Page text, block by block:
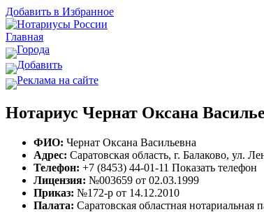
Добавить в Избранное
Главная
Города
Добавить
Реклама на сайте
Нотариус Чернат Оксана
ФИО: Чернат Оксана Васильевна
Адрес: Саратовская область, г. Балаково, ул.
Телефон: +7 (8453) 44-01-11 Показать телефон
Лицензия: №003659 от 02.03.1999
Приказ: №172-р от 14.12.2010
Палата: Саратовская областная нотариальная